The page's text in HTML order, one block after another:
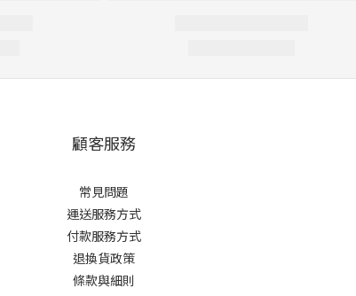
顧客服務
常見問題
運送服務方式
付款服務方式
退換貨政策
條款與細則